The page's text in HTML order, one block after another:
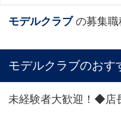
モデルクラブ の募集
モデルクラブのおす
未経験者大歓迎！◆店